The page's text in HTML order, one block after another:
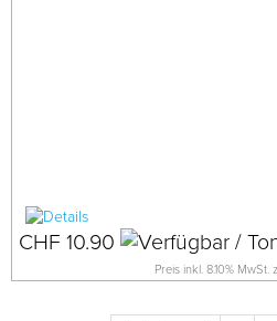
CHF 10.90
Preis inkl. 8.10% MwSt.